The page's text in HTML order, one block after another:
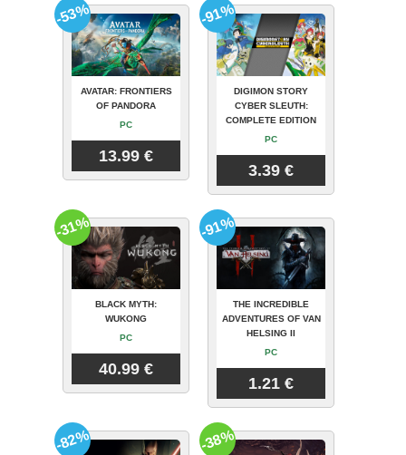
AVATAR: FRONTIERS
OF PANDORA
PC
13.99 €
-53%
DIGIMON STORY
CYBER SLEUTH:
COMPLETE EDITION
PC
3.39 €
-91%
BLACK MYTH:
WUKONG
PC
40.99 €
-31%
THE INCREDIBLE
ADVENTURES OF VAN
HELSING II
PC
1.21 €
-91%
-82% -38%